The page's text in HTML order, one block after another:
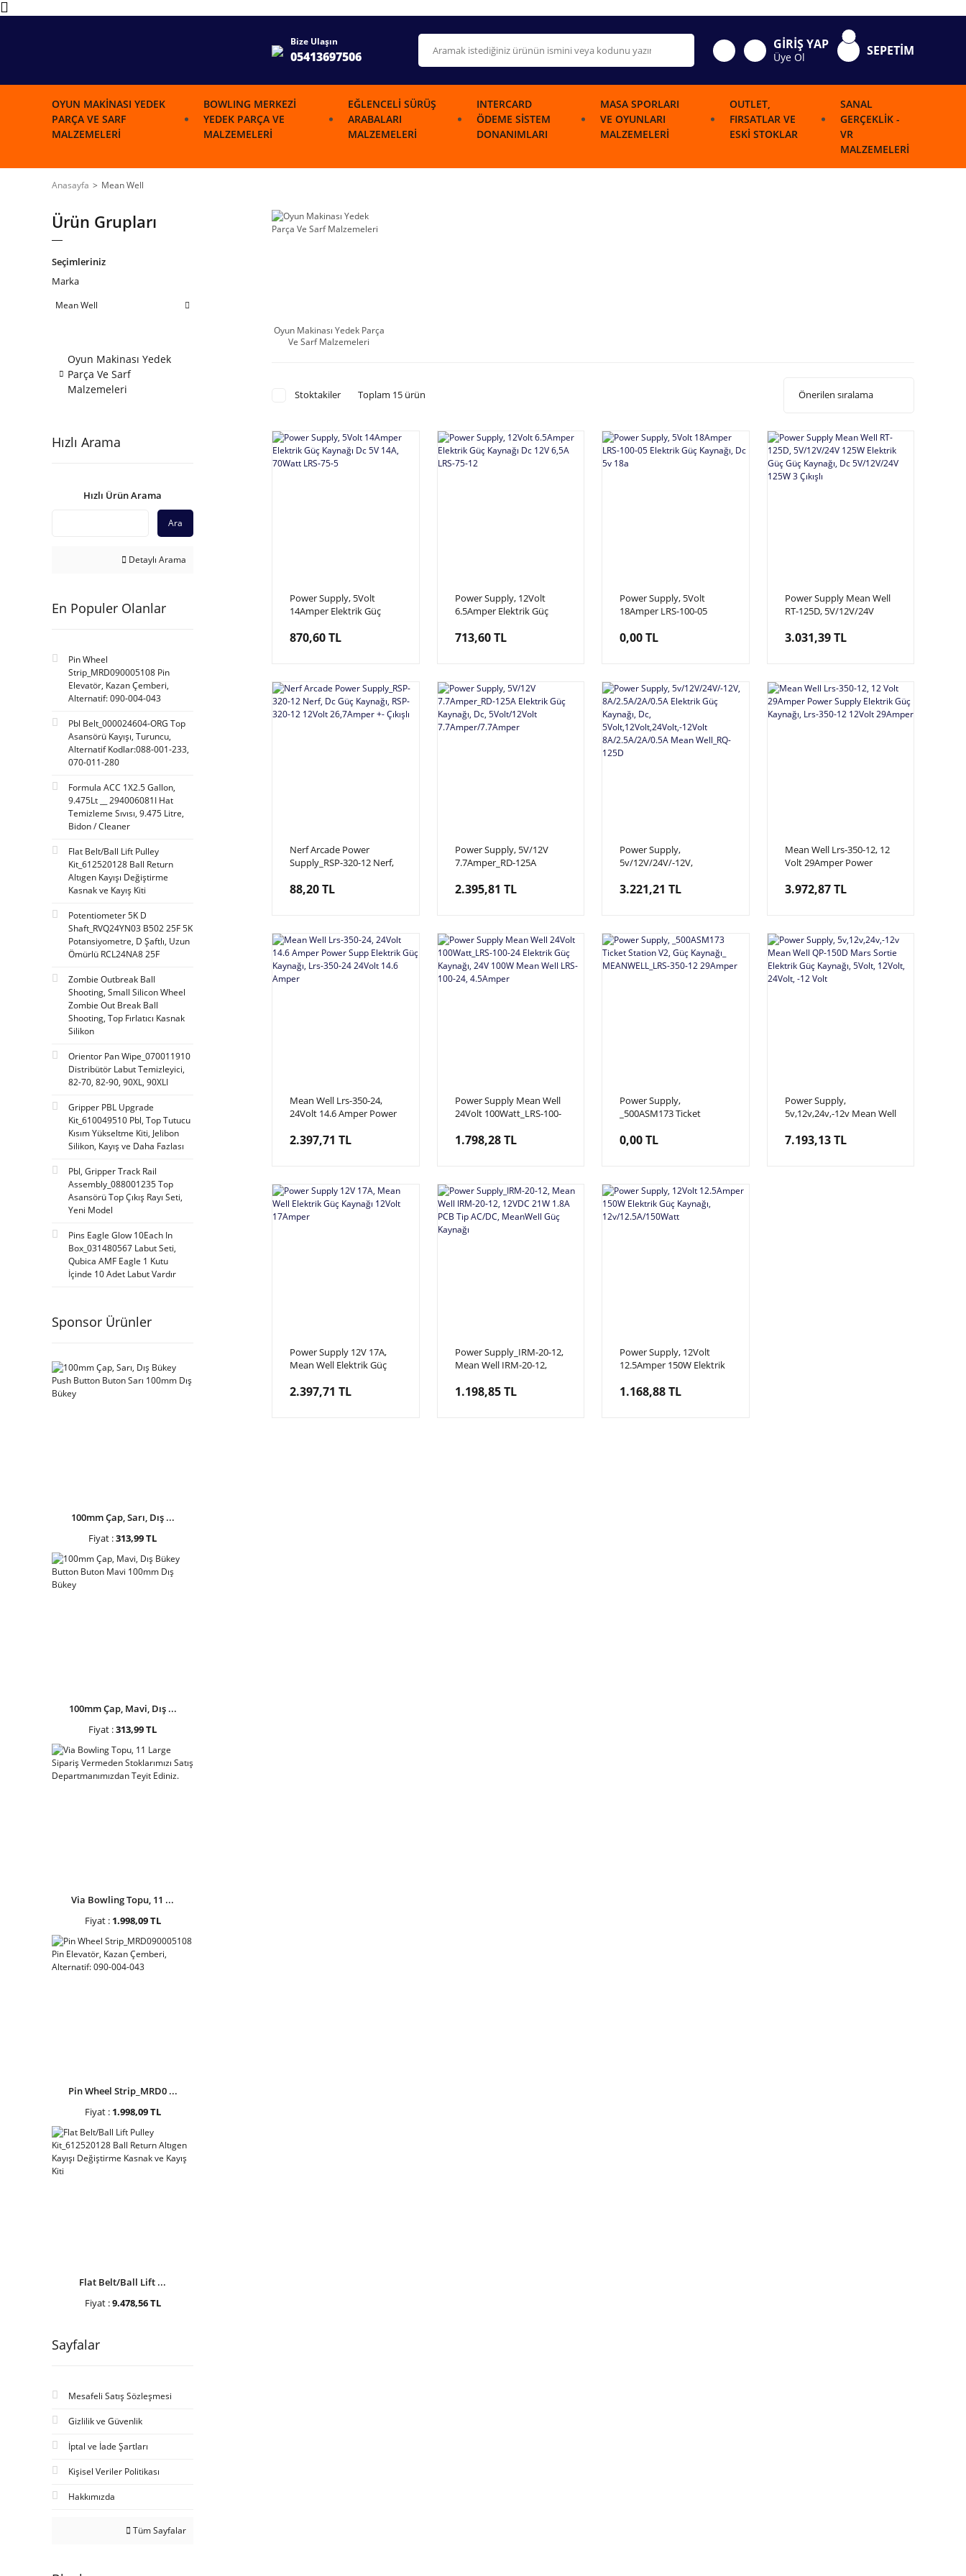
Bize Ulaşın
05413697506
GİRİŞ YAP
Üye Ol SEPETİM
OYUN MAKINASI YEDEK
PARÇA VE SARF
MALZEMELERI
BOWLING MERKEZI
YEDEK PARÇA VE
MALZEMELERI
EĞLENCELI SÜRÜŞ
ARABALARI
MALZEMELERI
INTERCARD
ÖDEME SISTEM
DONANIMLARI
MASA SPORLARI
VE OYUNLARI
MALZEMELERI
OUTLET,
FIRSATLAR VE
ESKI STOKLAR
SANAL
GERÇEKLIK -
VR
MALZEMELERI
Anasayfa Mean Well
Ürün Grupları
Seçimleriniz
Marka
Mean Well
Oyun Makinası Yedek
Parça Ve Sarf
Malzemeleri
Hızlı Arama
Hızlı Ürün Arama
Ara
Detaylı Arama
En Populer Olanlar
Pin Wheel
Strip_MRD090005108 Pin
Elevatör, Kazan Çemberi,
Alternatif: 090-004-043
Pbl Belt_000024604-ORG Top
Asansörü Kayışı, Turuncu,
Alternatif Kodlar:088-001-233,
070-011-280
Formula ACC 1X2.5 Gallon,
9.475Lt __ 294006081I Hat
Temizleme Sıvısı, 9.475 Litre,
Bidon / Cleaner
Flat Belt/Ball Lift Pulley
Kit_612520128 Ball Return
Altıgen Kayışı Değiştirme
Kasnak ve Kayış Kiti
Potentiometer 5K D
Shaft_RVQ24YN03 B502 25F 5K
Potansiyometre, D Şaftlı, Uzun
Ömürlü RCL24NA8 25F
Zombie Outbreak Ball
Shooting, Small Silicon Wheel
Zombie Out Break Ball
Shooting, Top Fırlatıcı Kasnak
Silikon
Orientor Pan Wipe_070011910
Distribütör Labut Temizleyici,
82-70, 82-90, 90XL, 90XLI
Gripper PBL Upgrade
Kit_610049510 Pbl, Top Tutucu
Kısım Yükseltme Kiti, Jelibon
Silikon, Kayış ve Daha Fazlası
Pbl, Gripper Track Rail
Assembly_088001235 Top
Asansörü Top Çıkış Rayı Seti,
Yeni Model
Pins Eagle Glow 10Each In
Box_031480567 Labut Seti,
Qubica AMF Eagle 1 Kutu
İçinde 10 Adet Labut Vardır
Sponsor Ürünler
100mm Çap, Sarı, Dış ...
Fiyat :313,99 TL
100mm Çap, Mavi, Dış ...
Fiyat :313,99 TL
Via Bowling Topu, 11 ...
Fiyat : 1.998,09 TL
Pin Wheel Strip_MRD0 ...
Fiyat : 1.998,09 TL
Flat Belt/Ball Lift ...
Fiyat :9.478,56 TL
Sayfalar
Mesafeli Satış Sözleşmesi
Gizlilik ve Güvenlik
İptal ve İade Şartları
Kişisel Veriler Politikası
Hakkımızda
Tüm Sayfalar
Oyun Makinası Yedek Parça
Ve Sarf Malzemeleri
Stoktakiler Toplam 15 ürün
Power Supply, 5Volt
14Amper Elektrik Güç
70Watt LRS-75-5
870,60 TL
Power Supply, 12Volt
6.5Amper Elektrik Güç
75-12
713,60 TL
Power Supply, 5Volt
18Amper LRS-100-05
5v 18a
0,00 TL
Power Supply Mean Well
RT-125D, 5V/12V/24V
Kaynağı, Dc 5V/12V/24V
3.031,39 TL
Nerf Arcade Power
Supply_RSP-320-12 Nerf,
12 12Volt 26,7Amper +-
88,20 TL
Power Supply, 5V/12V
7.7Amper_RD-125A
5Volt/12Volt
2.395,81 TL
Power Supply,
5v/12V/24V/-12V,
Güç Kaynağı, Dc,
3.221,21 TL
Mean Well Lrs-350-12, 12
Volt 29Amper Power
Kaynağı, Lrs-350-12 12Volt
3.972,87 TL
Mean Well Lrs-350-24,
24Volt 14.6 Amper Power
Kaynağı, Lrs-350-24 24Volt
2.397,71 TL
Power Supply Mean Well
24Volt 100Watt_LRS-100-
24V 100W Mean Well LRS-
1.798,28 TL
Power Supply,
_500ASM173 Ticket
MEANWELL_LRS-350-12
0,00 TL
Power Supply,
5v,12v,24v,-12v Mean Well
Elektrik Güç Kaynağı,
7.193,13 TL
Power Supply 12V 17A,
Mean Well Elektrik Güç
2.397,71 TL
Power Supply_IRM-20-12,
Mean Well IRM-20-12,
AC/DC, MeanWell Güç
1.198,85 TL
Power Supply, 12Volt
12.5Amper 150W Elektrik
12v/12.5A/150Watt
1.168,88 TL